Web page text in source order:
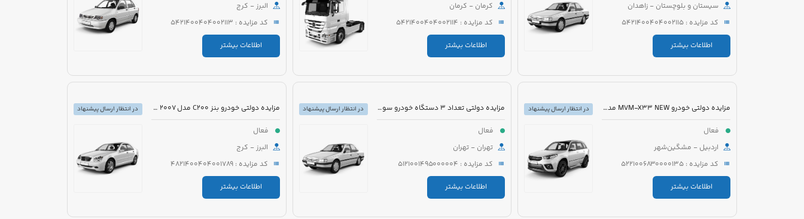
سیستان و بلوچستان - زاهدان
کد مزایده : 5421400404002115
اطلاعات بیشتر
کرمان - کرمان
کد مزایده : 5421400404002114
اطلاعات بیشتر
البرز - کرج
کد مزایده : 5421400404002113
اطلاعات بیشتر
مزایده دولتی خودرو MVM-X33 NEW مدل 1394 رنگ سفید
فعال
اردبیل - مشگین‌شهر
کد مزایده : 5221006830000135
اطلاعات بیشتر
در انتظار ارسال پیشنهاد
مزایده دولتی تعداد 3 دستگاه خودرو سواری و اتوبوس
فعال
تهران - تهران
کد مزایده : 5121001495000004
اطلاعات بیشتر
در انتظار ارسال پیشنهاد
مزایده دولتی خودرو بنز C200 مدل 2007 رنگ خاکستری
فعال
البرز - کرج
کد مزایده : 4821400404001789
اطلاعات بیشتر
در انتظار ارسال پیشنهاد